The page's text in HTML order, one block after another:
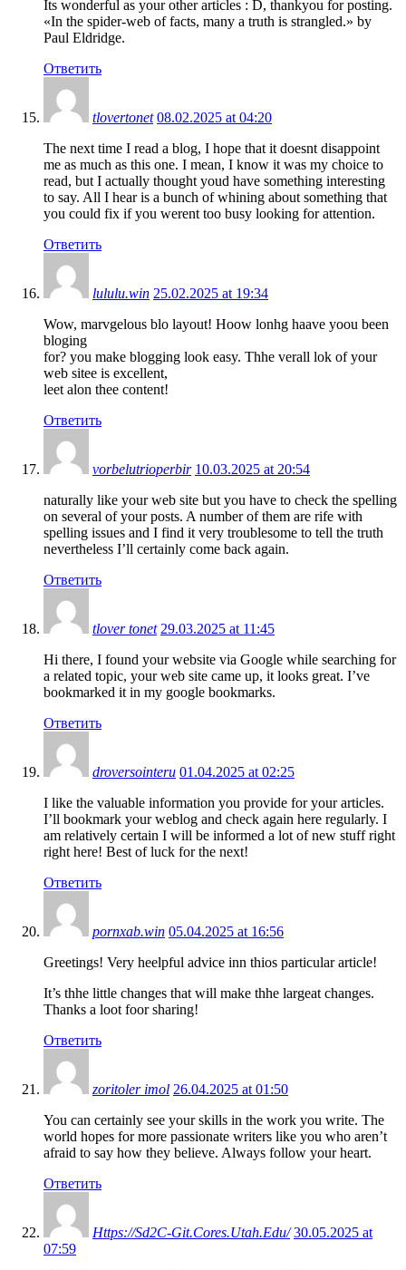
Its wonderful as your other articles : D, thankyou for posting.
«In the spider-web of facts, many a truth is strangled.» by
Paul Eldridge.
Ответить
tlovertonet 08.02.2025 at 04:20
The next time I read a blog, I hope that it doesnt disappoint
me as much as this one. I mean, I know it was my choice to
read, but I actually thought youd have something interesting
to say. All I hear is a bunch of whining about something that
you could fix if you werent too busy looking for attention.
Ответить
lululu.win 25.02.2025 at 19:34
Wow, marvgelous blo layout! Hoow lonhg haave yoou been
bloging
for? you make blogging look easy. Thhe verall lok of your
web sitee is excellent,
leet alon thee content!
Ответить
vorbelutrioperbir 10.03.2025 at 20:54
naturally like your web site but you have to check the spelling
on several of your posts. A number of them are rife with
spelling issues and I find it very troublesome to tell the truth
nevertheless I’ll certainly come back again.
Ответить
tlover tonet 29.03.2025 at 11:45
Hi there, I found your website via Google while searching for
a related topic, your web site came up, it looks great. I’ve
bookmarked it in my google bookmarks.
Ответить
droversointeru 01.04.2025 at 02:25
I like the valuable information you provide for your articles.
I’ll bookmark your weblog and check again here regularly. I
am relatively certain I will be informed a lot of new stuff right
right here! Best of luck for the next!
Ответить
pornxab.win 05.04.2025 at 16:56
Greetings! Very heelpful advice inn thios particular article!
It’s thhe little changes that will make thhe largeat changes.
Thanks a loot foor sharing!
Ответить
zoritoler imol 26.04.2025 at 01:50
You can certainly see your skills in the work you write. The
world hopes for more passionate writers like you who aren’t
afraid to say how they believe. Always follow your heart.
Ответить
Https://Sd2C-Git.Cores.Utah.Edu/ 30.05.2025 at
07:59